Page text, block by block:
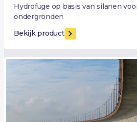
Hydrofuge op basis van silanen
ondergronden
Bekijk product